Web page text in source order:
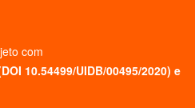
com
DOI 10.54499/UIDB/00495/2020) e